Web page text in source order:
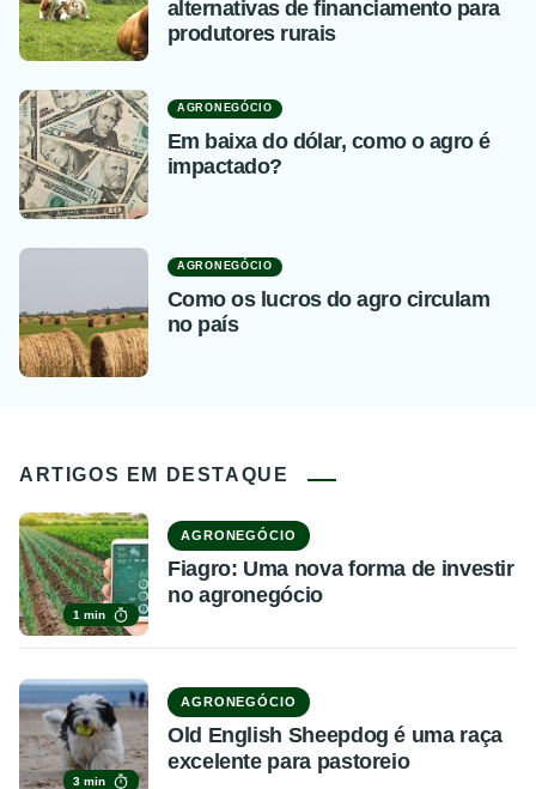
alternativas de financiamento para
produtores rurais
AGRONEGÓCIO
Em baixa do dólar, como o agro é
impactado?
AGRONEGÓCIO
Como os lucros do agro circulam
no país
ARTIGOS EM DESTAQUE
1 min
AGRONEGÓCIO
Fiagro: Uma nova forma de investir
no agronegócio
3 min
AGRONEGÓCIO
Old English Sheepdog é uma raça
excelente para pastoreio